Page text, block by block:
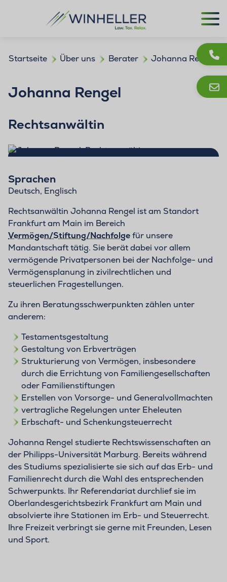
Startseite Über uns Berater Johanna Rengel
Johanna Rengel
Rechtsanwältin
Sprachen
Deutsch, Englisch
Rechtsanwältin Johanna Rengel ist am Standort
Frankfurt am Main im Bereich
Vermögen/Stiftung/Nachfolgefür unsere
Mandantschaft tätig. Sie berät dabei vor allem
vermögende Privatpersonen bei der Nachfolge- und
Vermögensplanung in zivilrechtlichen und
steuerlichen Fragestellungen.
Zu ihren Beratungsschwerpunkten zählen unter
anderem:
Testamentsgestaltung
Gestaltung von Erbverträgen
Strukturierung von Vermögen, insbesondere
durch die Errichtung von Familiengesellschaften
oder Familienstiftungen
Erstellen von Vorsorge- und Generalvollmachten
vertragliche Regelungen unter Eheleuten
Erbschaft- und Schenkungsteuerrecht
Johanna Rengel studierte Rechtswissenschaften an
der Philipps-Universität Marburg. Bereits während
des Studiums spezialisierte sie sich auf das Erb- und
Familienrecht durch die Wahl des entsprechenden
Schwerpunkts. Ihr Referendariat durchlief sie im
Oberlandesgerichtsbezirk Frankfurt am Main und
absolvierte ihre Stationen im Erb- und Steuerrecht.
Ihre Freizeit verbringt sie gerne mit Freunden, Lesen
und Sport.